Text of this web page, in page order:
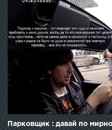
Парковщик : давай по